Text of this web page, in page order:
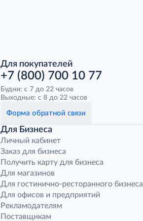
Для покупателей
+7 (800) 700 10 77
Будни: с 7 до 22 часов
Выходные: с 8 до 22 часов
Форма обратной связи
Для Бизнеса
Личный кабинет
Заказ для бизнеса
Получить карту для бизнеса
Для магазинов
Для гостинично-ресторанного бизнеса
Для офисов и предприятий
Рекламодателям
Поставщикам